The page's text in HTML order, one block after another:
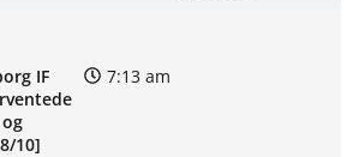
IF
10]
7:13 am